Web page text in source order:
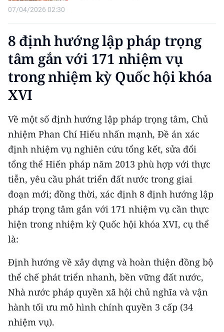
07/04/2026 02:30
8 định hướng lập pháp trọng
tâm gắn với 171 nhiệm vụ
trong nhiệm kỳ Quốc hội khóa
XVI
Về một số định hướng lập pháp trọng tâm, Chủ
nhiệm Phan Chí Hiếu nhấn mạnh, Đề án xác
định nhiệm vụ nghiên cứu tổng kết, sửa đổi
tổng thể Hiến pháp năm 2013 phù hợp với thực
tiễn, yêu cầu phát triển đất nước trong giai
đoạn mới; đồng thời, xác định 8 định hướng lập
pháp trọng tâm gắn với 171 nhiệm vụ cần thực
hiện trong nhiệm kỳ Quốc hội khóa XVI, cụ thể
là:
Định hướng về xây dựng và hoàn thiện đồng bộ
thể chế phát triển nhanh, bền vững đất nước,
Nhà nước pháp quyền xã hội chủ nghĩa và vận
hành tối ưu mô hình chính quyền 3 cấp (34
nhiệm vụ).